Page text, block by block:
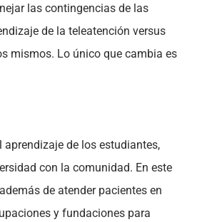
las contingencias de las
de la teleatención versus
mismos. Lo único que cambia es
aprendizaje de los estudiantes,
con la comunidad. En este
de atender pacientes en
y fundaciones para